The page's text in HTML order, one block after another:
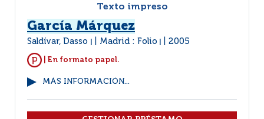
Texto impreso
García Márquez
Saldívar, Dasso Madrid : Folio 2005
| En formato papel.
MÁS INFORMACIÓN...